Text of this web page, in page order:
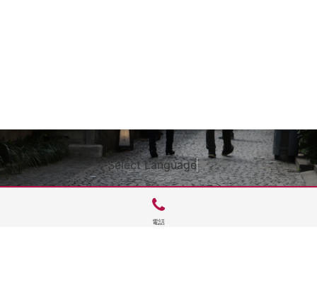
Select Language▼
電話